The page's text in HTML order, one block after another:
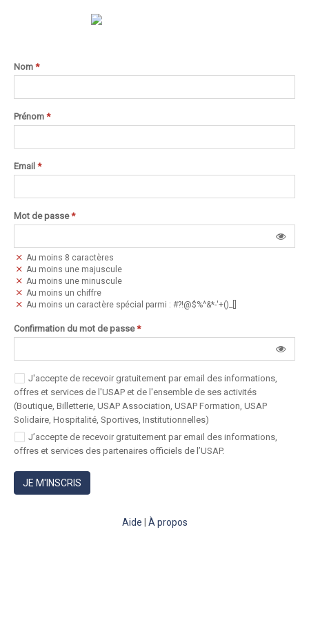
Nom *
Prénom *
Email *
Mot de passe*
Au moins 8 caractères
Au moins une majuscule
Au moins une minuscule
Au moins un chiffre
Au moins un caractère spécial parmi : #?!@$%^&*-'+()_[]
Confirmation du mot de passe*
J'accepte de recevoir gratuitement par email des informations,
offres et services de l'USAP et de l'ensemble de ses activités
(Boutique, Billetterie, USAP Association, USAP Formation, USAP
Solidaire, Hospitalité, Sportives, Institutionnelles)
J’accepte de recevoir gratuitement par email des informations,
offres et services des partenaires officiels de l’USAP.
JE M'INSCRIS
Aide À propos